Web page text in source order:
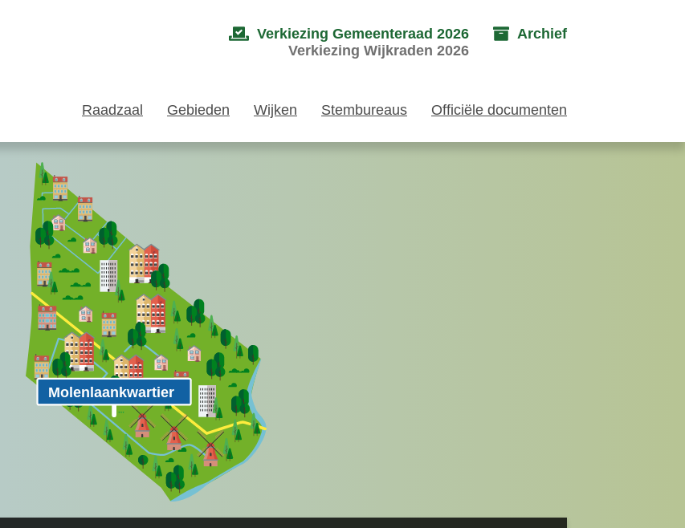
Verkiezing Gemeenteraad 2026
Verkiezing Wijkraden 2026
Archief
Raadzaal Gebieden Wijken Stembureaus Officiële documenten
Molenlaankwartier